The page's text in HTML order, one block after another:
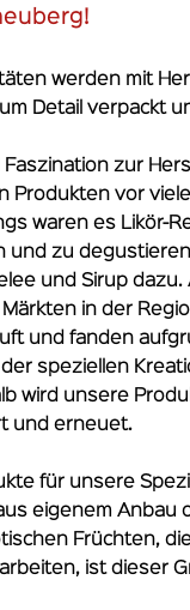
werden mit
Detail verpackt
Faszination zur
Produkten vor
waren es Likör-
und zu degustieren
und Sirup dazu.
in der
und fanden
speziellen
wird unsere
und erneuet.
für unsere
eigenem Anbau
Früchten,
ist dieser